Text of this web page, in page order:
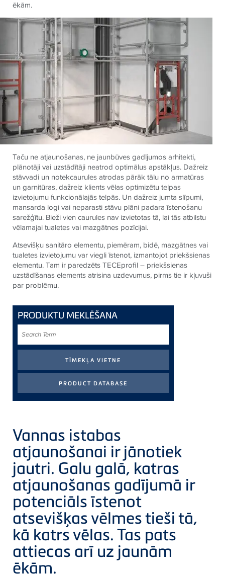
ēkām.
Taču ne atjaunošanas, ne jaunbūves gadījumos arhitekti,
plānotāji vai uzstādītāji neatrod optimālus apstākļus. Dažreiz
stāvvadi un notekcaurules atrodas pārāk tālu no armatūras
un garnitūras, dažreiz klients vēlas optimizētu telpas
izvietojumu funkcionālajās telpās. Un dažreiz jumta slīpumi,
mansarda logi vai neparasti stāvu plāni padara īstenošanu
sarežģītu. Bieži vien caurules nav izvietotas tā, lai tās atbilstu
vēlamajai tualetes vai mazgātnes pozīcijai.
Atsevišķu sanitāro elementu, piemēram, bidē, mazgātnes vai
tualetes izvietojumu var viegli īstenot, izmantojot priekšsienas
elementu. Tam ir paredzēts TECEprofil – priekšsienas
uzstādīšanas elements atrisina uzdevumus, pirms tie ir kļuvuši
par problēmu.
PRODUKTU MEKLĒŠANA
Term
Vannas istabas
atjaunošanai ir jānotiek
jautri. Galu galā, katras
atjaunošanas gadījumā ir
potenciāls īstenot
atsevišķas vēlmes tieši tā,
kā katrs vēlas. Tas pats
attiecas arī uz jaunām
ēkām.